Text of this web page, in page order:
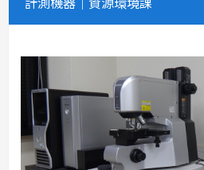
計測機器｜資源環境課